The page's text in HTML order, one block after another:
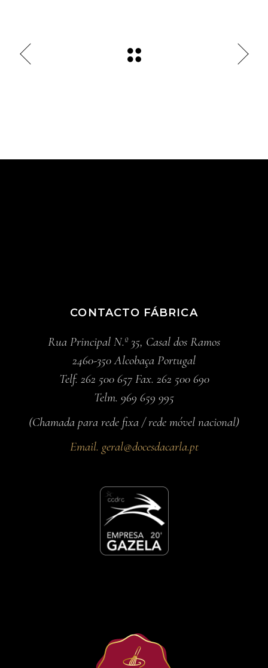
CONTACTO FÁBRICA
Rua Principal N.º 35, Casal dos Ramos
2460-350 Alcobaça Portugal
Telf. 262 500 657 Fax. 262 500 690
Telm. 969 659 995
(Chamada para rede fixa / rede móvel nacional)
Email. geral@docesdacarla.pt